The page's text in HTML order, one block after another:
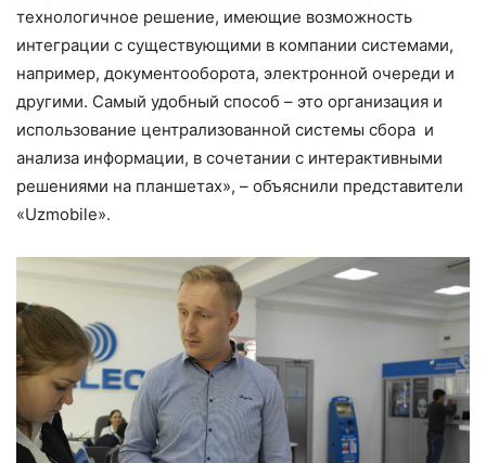
технологичное решение, имеющие возможность
интеграции с существующими в компании системами,
например, документооборота, электронной очереди и
другими. Самый удобный способ – это организация и
использование централизованной системы сбора и
анализа информации, в сочетании с интерактивными
решениями на планшетах», – объяснили представители
«Uzmobile».